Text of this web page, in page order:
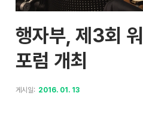
행자부, 제3회
포럼 개최
게시일: 2016. 01. 13